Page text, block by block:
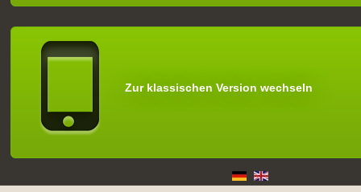
Zur klassischen Version wechseln